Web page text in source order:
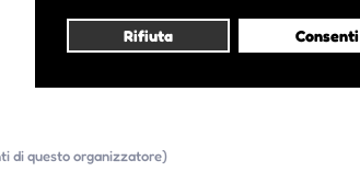
Rifiuta Consenti
di questo organizzatore)